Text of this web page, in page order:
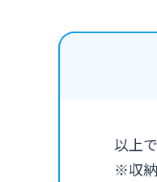
以上
※収納